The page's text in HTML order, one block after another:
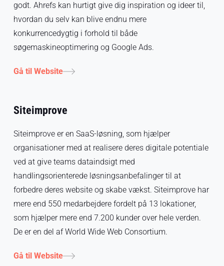
godt. Ahrefs kan hurtigt give dig inspiration og ideer til,
hvordan du selv kan blive endnu mere
konkurrencedygtig i forhold til både
søgemaskineoptimering og Google Ads.
Gå til Website
Siteimprove
Siteimprove er en SaaS-løsning, som hjælper
organisationer med at realisere deres digitale potentiale
ved at give teams dataindsigt med
handlingsorienterede løsningsanbefalinger til at
forbedre deres website og skabe vækst. Siteimprove har
mere end 550 medarbejdere fordelt på 13 lokationer,
som hjælper mere end 7.200 kunder over hele verden.
De er en del af World Wide Web Consortium.
Gå til Website